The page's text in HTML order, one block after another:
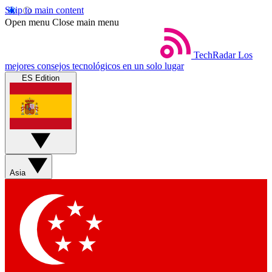
Skip to main content
Open menu Close main menu
TechRadar Los
mejores consejos tecnológicos en un solo lugar
ES Edition
Asia